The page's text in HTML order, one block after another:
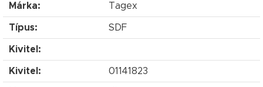
Márka: Tagex
Típus: SDF
Kivitel:
Kivitel: 01141823